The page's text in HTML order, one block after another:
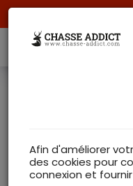
Accessoires (5)
Chien (2)
Afin d'améliorer
des cookies pour
connexion et